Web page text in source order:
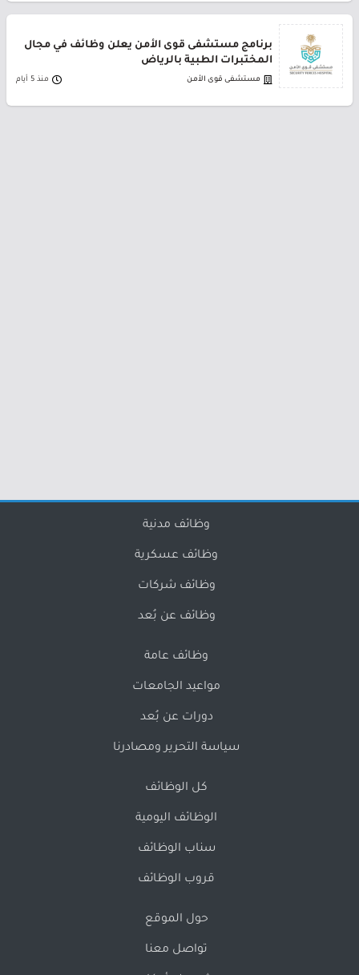
برنامج مستشفى قوى الأمن يعلن وظائف في مجال
المختبرات الطبية بالرياض
مستشفى قوى الأمن منذ 5 أيام
وظائف مدنية
وظائف عسكرية
وظائف شركات
وظائف عن بُعد
وظائف عامة
مواعيد الجامعات
دورات عن بُعد
سياسة التحرير ومصادرنا
كل الوظائف
الوظائف اليومية
سناب الوظائف
قروب الوظائف
حول الموقع
تواصل معنا